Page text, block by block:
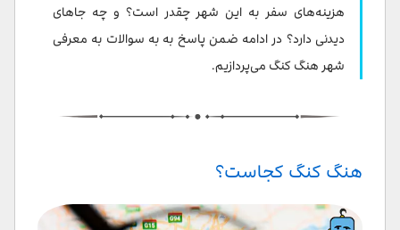
هزینه سفر به هنگ کنگ
هزینه حمل و نقل در هنگ کنگ چین
مکان های دیدنی هنگ کنگ کجاست
تفریحات هنگ کنگ کجاست
هزینه‌های سفر به این شهر چقدر است؟ و چه جاهای
دیدنی دارد؟ در ادامه ضمن پاسخ به به سوالات به معرفی
شهر هنگ کنگ می‌پردازیم.
هنگ کنگ کجاست؟